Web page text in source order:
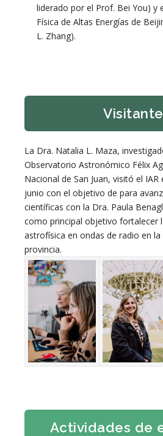
liderado por el Prof. Bei You) y
Física de Altas Energías de
L. Zhang).
La Dra. Natalia L. Maza,
Observatorio Astronómico Félix
Nacional de San Juan, visitó el
junio con el objetivo de para
científicas con la Dra. Paula
como principal objetivo fortalecer
astrofísica en ondas de radio en
provincia.
Actividades de